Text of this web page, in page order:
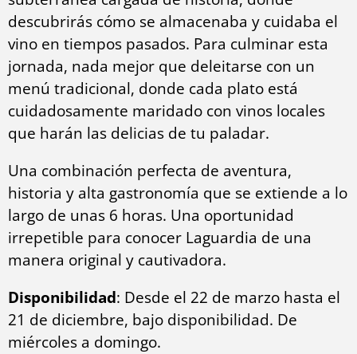
descubrirás cómo se almacenaba y cuidaba el
vino en tiempos pasados. Para culminar esta
jornada, nada mejor que deleitarse con un
menú tradicional, donde cada plato está
cuidadosamente maridado con vinos locales
que harán las delicias de tu paladar.
Una combinación perfecta de aventura,
historia y alta gastronomía que se extiende a lo
largo de unas 6 horas. Una oportunidad
irrepetible para conocer Laguardia de una
manera original y cautivadora.
Disponibilidad: Desde el 22 de marzo hasta el
21 de diciembre, bajo disponibilidad. De
miércoles a domingo.